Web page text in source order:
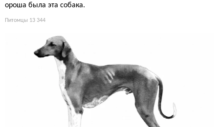
ороша была эта собака.
Питомцы 13 344